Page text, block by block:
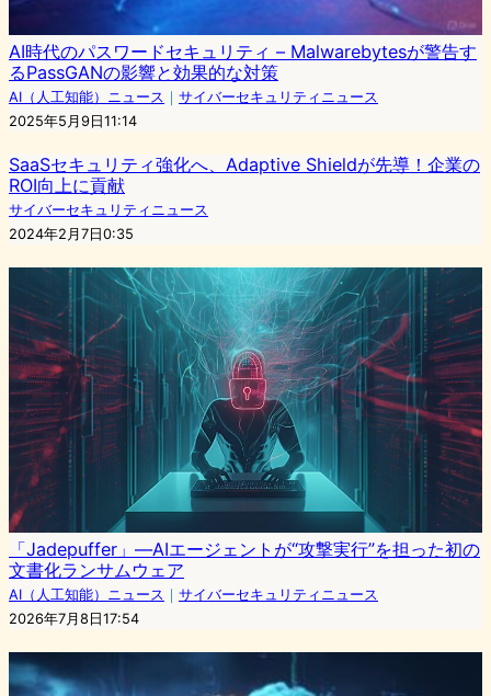
AI時代のパスワードセキュリティ – Malwarebytesが警告す
るPassGANの影響と効果的な対策
AI（人工知能）ニュース ｜ サイバーセキュリティニュース
2025年5月9日11:14
SaaSセキュリティ強化へ、Adaptive Shieldが先導！企業の
ROI向上に貢献
サイバーセキュリティニュース
2024年2月7日0:35
「Jadepuffer」―AIエージェントが“攻撃実行”を担った初の
文書化ランサムウェア
AI（人工知能）ニュース ｜ サイバーセキュリティニュース
2026年7月8日17:54